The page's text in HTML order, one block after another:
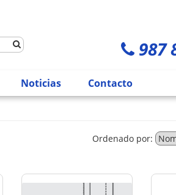
987
Noticias Contacto
Ordenado por: